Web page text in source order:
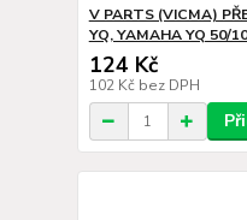
V PARTS (VICMA)
YQ, YAMAHA YQ 50/
124 Kč
102 Kč bez DPH